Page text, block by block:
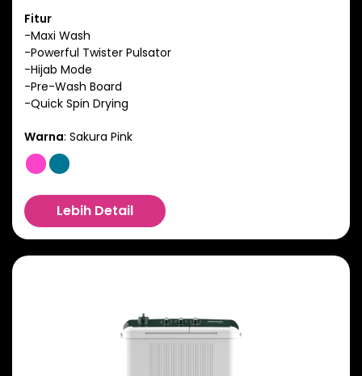
Fitur
-Maxi Wash
-Powerful Twister Pulsator
-Hijab Mode
-Pre-Wash Board
-Quick Spin Drying
Warna: Sakura Pink
Lebih Detail